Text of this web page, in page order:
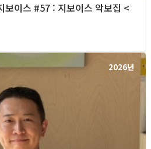
이스 #57 : 지보이스 악보집 <
2026년